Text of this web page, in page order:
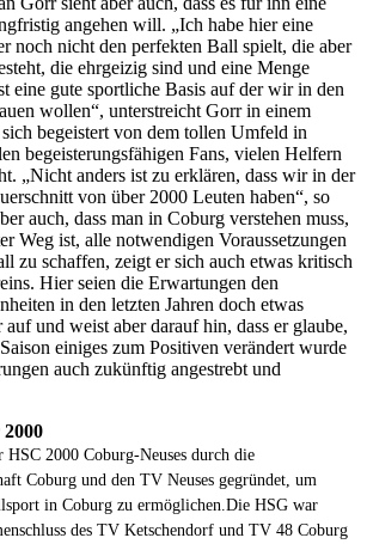
angehen will. „Ich habe hier eine
noch nicht den perfekten Ball spielt, die aber
die ehrgeizig sind und eine Menge
eine gute sportliche Basis auf der wir in den
wollen“, unterstreicht Gorr in einem
begeistert von dem tollen Umfeld in
begeisterungsfähigen Fans, vielen Helfern
„Nicht anders ist zu erklären, dass wir in der
von über 2000 Leuten haben“, so
auch, dass man in Coburg verstehen muss,
Weg ist, alle notwendigen Voraussetzungen
zu schaffen, zeigt er sich auch etwas kritisch
Hier seien die Erwartungen den
in den letzten Jahren doch etwas
und weist aber darauf hin, dass er glaube,
einiges zum Positiven verändert wurde
auch zukünftig angestrebt und
2000 Coburg-Neuses durch die
Coburg und den TV Neuses gegründet, um
in Coburg zu ermöglichen. Die HSG war
des TV Ketschendorf und TV 48 Coburg